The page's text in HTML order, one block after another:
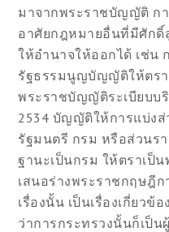
มาจากพระราชบัญญัติ ก
อาศัยกฎหมายอื่นที่มีศักดิ์
ให้อำนาจให้ออกได้ เช่น
รัฐธรรมนูญบัญญัติให้ตร
พระราชบัญญัติระเบียบบ
2534 บัญญัติให้การแบ่งส่
รัฐมนตรี กรม หรือส่วนร
ฐานะเป็นกรม ให้ตราเป็
เสนอร่างพระราชกฤษฎี
เรื่องนั้น เป็นเรื่องเกี่ยวข้
ว่าการกระทรวงนั้นก็เป็